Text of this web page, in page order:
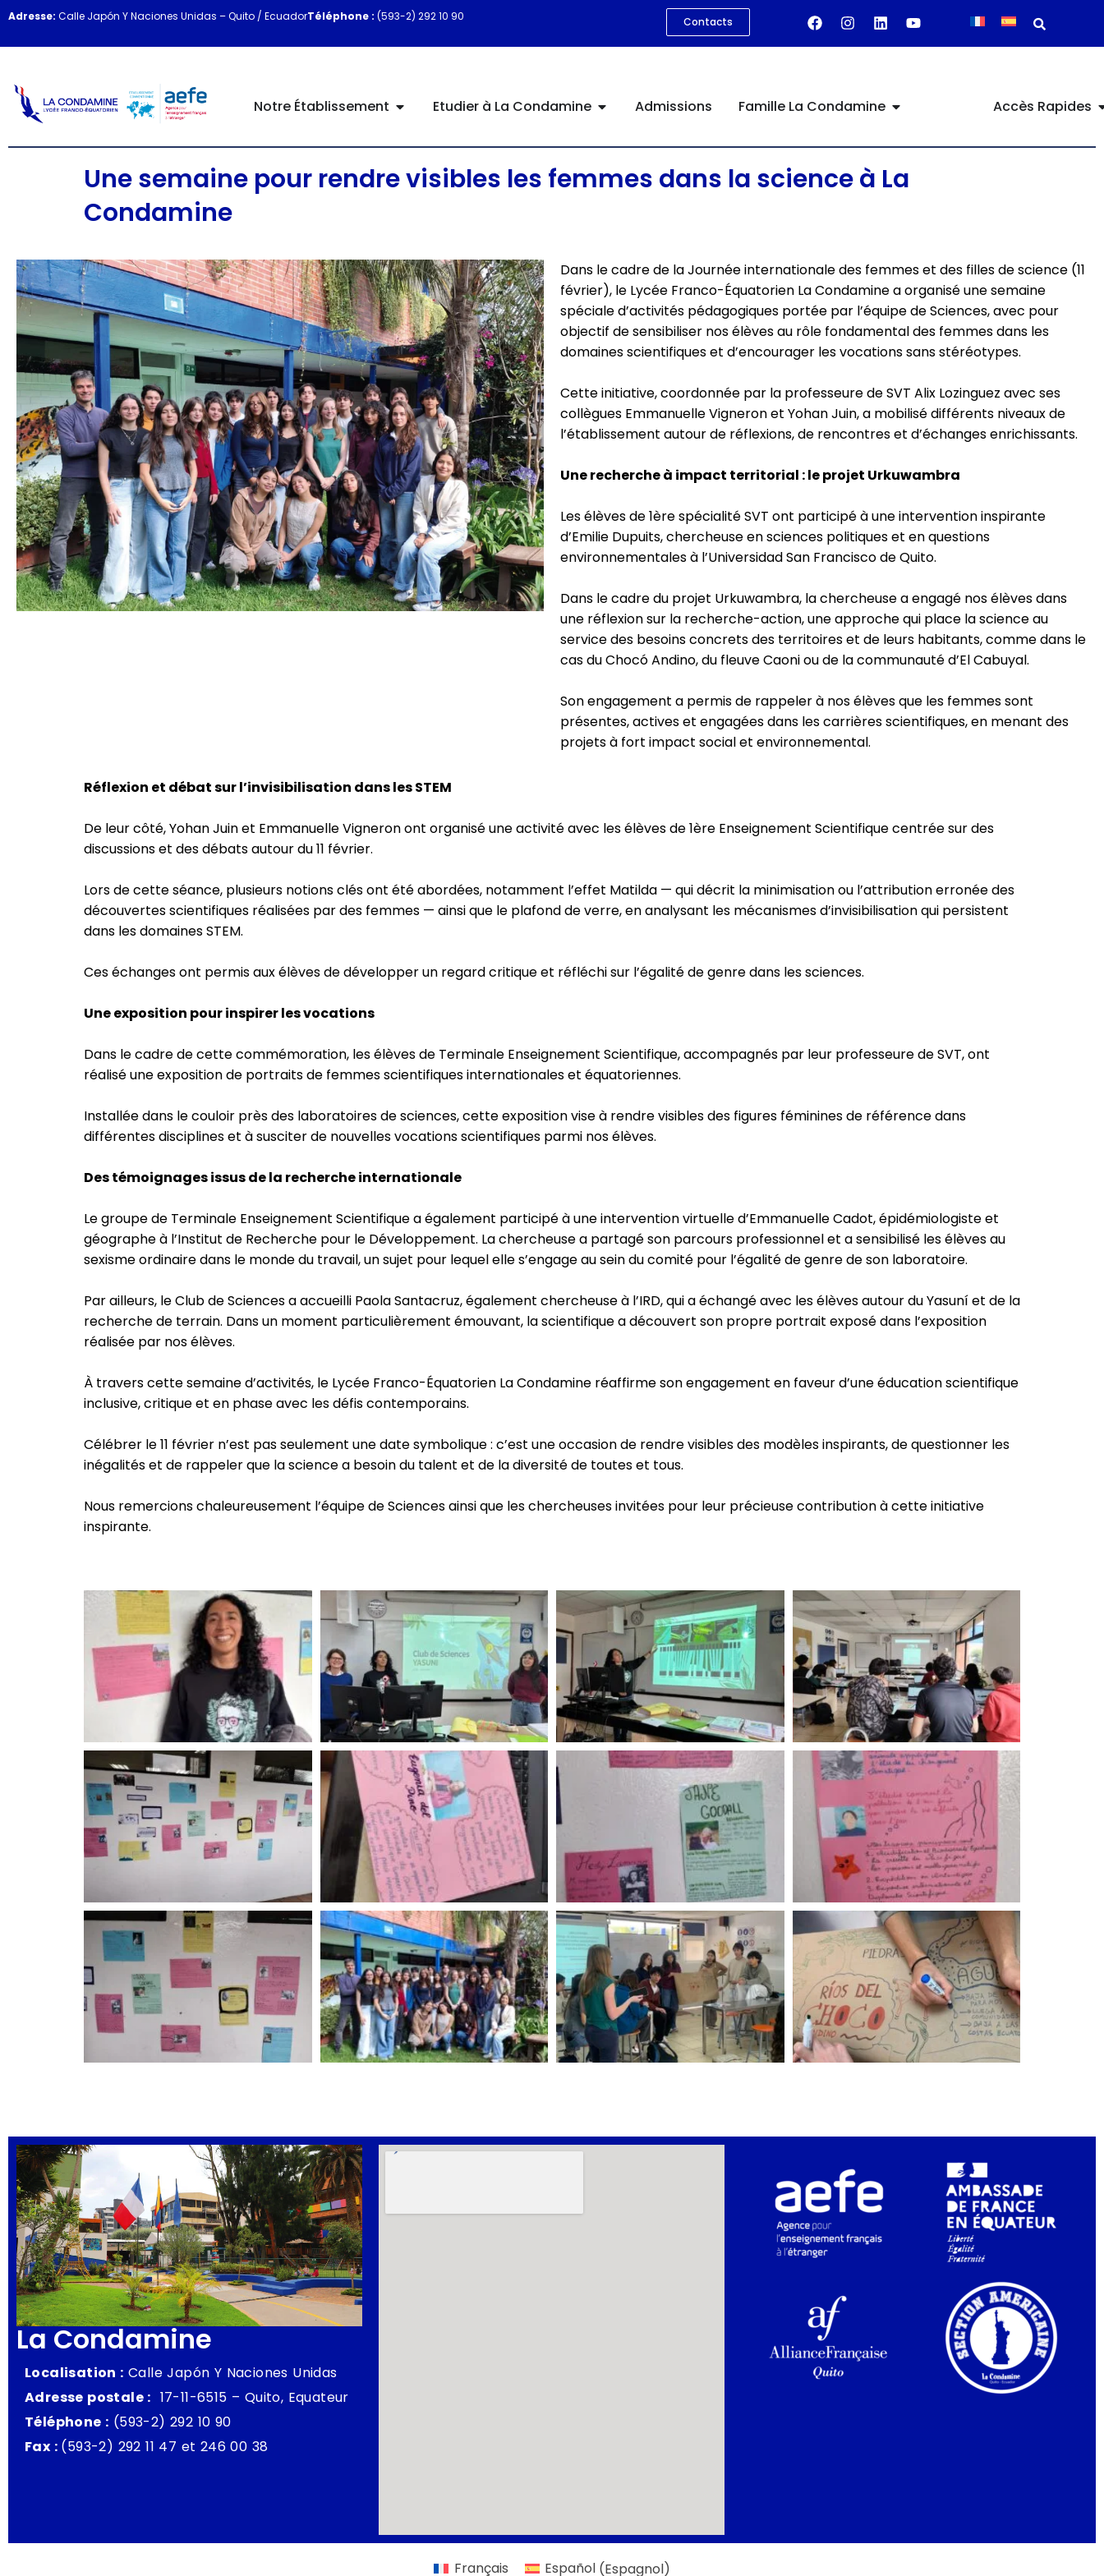
Adresse: Calle Japón Y Naciones Unidas – Quito / EcuadorTéléphone : (593-2) 292 10 90 Contacts
Notre Établissement Etudier à La Condamine Admissions Famille La Condamine Accès Rapides
Une semaine pour rendre visibles les femmes dans la science à La
Condamine
Dans le cadre de la Journée internationale des femmes et des filles de science (11
février), le Lycée Franco-Équatorien La Condamine a organisé une semaine
spéciale d’activités pédagogiques portée par l’équipe de Sciences, avec pour
objectif de sensibiliser nos élèves au rôle fondamental des femmes dans les
domaines scientifiques et d’encourager les vocations sans stéréotypes.
Cette initiative, coordonnée par la professeure de SVT Alix Lozinguez avec ses
collègues Emmanuelle Vigneron et Yohan Juin, a mobilisé différents niveaux de
l’établissement autour de réflexions, de rencontres et d’échanges enrichissants.
Une recherche à impact territorial : le projet Urkuwambra
Les élèves de 1ère spécialité SVT ont participé à une intervention inspirante
d’Emilie Dupuits, chercheuse en sciences politiques et en questions
environnementales à l’Universidad San Francisco de Quito.
Dans le cadre du projet Urkuwambra, la chercheuse a engagé nos élèves dans
une réflexion sur la recherche-action, une approche qui place la science au
service des besoins concrets des territoires et de leurs habitants, comme dans le
cas du Chocó Andino, du fleuve Caoni ou de la communauté d’El Cabuyal.
Son engagement a permis de rappeler à nos élèves que les femmes sont
présentes, actives et engagées dans les carrières scientifiques, en menant des
projets à fort impact social et environnemental.
Réflexion et débat sur l’invisibilisation dans les STEM
De leur côté, Yohan Juin et Emmanuelle Vigneron ont organisé une activité avec les élèves de 1ère Enseignement Scientifique centrée sur des
discussions et des débats autour du 11 février.
Lors de cette séance, plusieurs notions clés ont été abordées, notamment l’effet Matilda — qui décrit la minimisation ou l’attribution erronée des
découvertes scientifiques réalisées par des femmes — ainsi que le plafond de verre, en analysant les mécanismes d’invisibilisation qui persistent
dans les domaines STEM.
Ces échanges ont permis aux élèves de développer un regard critique et réfléchi sur l’égalité de genre dans les sciences.
Une exposition pour inspirer les vocations
Dans le cadre de cette commémoration, les élèves de Terminale Enseignement Scientifique, accompagnés par leur professeure de SVT, ont
réalisé une exposition de portraits de femmes scientifiques internationales et équatoriennes.
Installée dans le couloir près des laboratoires de sciences, cette exposition vise à rendre visibles des figures féminines de référence dans
différentes disciplines et à susciter de nouvelles vocations scientifiques parmi nos élèves.
Des témoignages issus de la recherche internationale
Le groupe de Terminale Enseignement Scientifique a également participé à une intervention virtuelle d’Emmanuelle Cadot, épidémiologiste et
géographe à l’Institut de Recherche pour le Développement. La chercheuse a partagé son parcours professionnel et a sensibilisé les élèves au
sexisme ordinaire dans le monde du travail, un sujet pour lequel elle s’engage au sein du comité pour l’égalité de genre de son laboratoire.
Par ailleurs, le Club de Sciences a accueilli Paola Santacruz, également chercheuse à l’IRD, qui a échangé avec les élèves autour du Yasuní et de la
recherche de terrain. Dans un moment particulièrement émouvant, la scientifique a découvert son propre portrait exposé dans l’exposition
réalisée par nos élèves.
À travers cette semaine d’activités, le Lycée Franco-Équatorien La Condamine réaffirme son engagement en faveur d’une éducation scientifique
inclusive, critique et en phase avec les défis contemporains.
Célébrer le 11 février n’est pas seulement une date symbolique : c’est une occasion de rendre visibles des modèles inspirants, de questionner les
inégalités et de rappeler que la science a besoin du talent et de la diversité de toutes et tous.
Nous remercions chaleureusement l’équipe de Sciences ainsi que les chercheuses invitées pour leur précieuse contribution à cette initiative
inspirante.
La Condamine
Localisation : Calle Japón Y Naciones Unidas
Adresse postale : 17-11-6515 – Quito, Equateur
Téléphone : (593-2) 292 10 90
Fax : (593-2) 292 11 47 et 246 00 38
Français Español(Espagnol)